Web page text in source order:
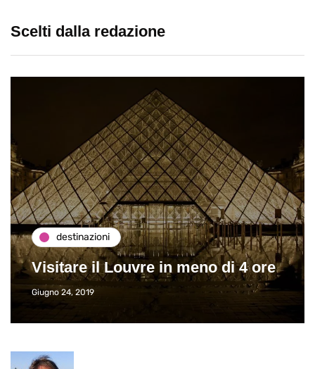
Scelti dalla redazione
destinazioni
Visitare il Louvre in meno di 4 ore
Giugno 24, 2019